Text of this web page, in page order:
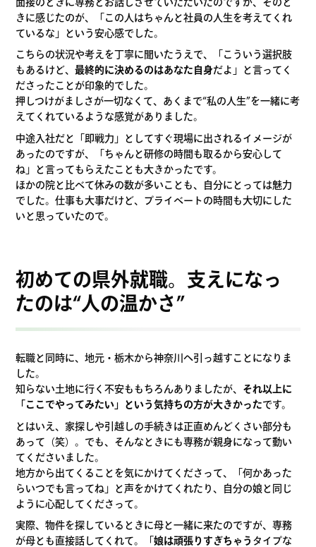
面接のときに専務とお話しさせていただいたのですが、そのと
きに感じたのが、「この人はちゃんと社員の人生を考えてくれ
ているな」という安心感でした。
こちらの状況や考えを丁寧に聞いたうえで、「こういう選択肢
もあるけど、最終的に決めるのはあなた自身だよ」と言ってく
ださったことが印象的でした。
押しつけがましさが一切なくて、あくまで“私の人生”を一緒に考
えてくれているような感覚がありました。
中途入社だと「即戦力」としてすぐ現場に出されるイメージが
あったのですが、「ちゃんと研修の時間も取るから安心して
ね」と言ってもらえたことも大きかったです。
ほかの院と比べて休みの数が多いことも、自分にとっては魅力
でした。仕事も大事だけど、プライベートの時間も大切にした
いと思っていたので。
初めての県外就職。支えになっ
たのは“人の温かさ”
転職と同時に、地元・栃木から神奈川へ引っ越すことになりま
した。
知らない土地に行く不安ももちろんありましたが、 それ以上に
「ここでやってみたい」という気持ちの方が大きかったです。
とはいえ、家探しや引越しの手続きは正直めんどくさい部分も
あって（笑）。でも、そんなときにも専務が親身になって動い
てくださいました。
地方から出てくることを気にかけてくださって、「何かあった
らいつでも言ってね」と声をかけてくれたり、自分の娘と同じ
ように心配してくださって。
実際、物件を探しているときに母と一緒に来たのですが、専務
が母とも直接話してくれて。「娘は頑張りすぎちゃう タイプな